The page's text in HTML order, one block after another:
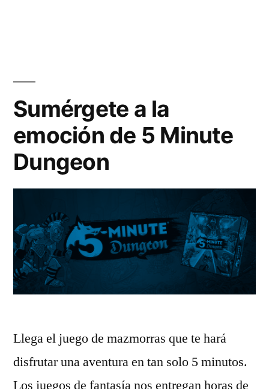
Sumérgete a la
emoción de 5 Minute
Dungeon
Llega el juego de mazmorras que te hará
disfrutar una aventura en tan solo 5 minutos.
Los juegos de fantasía nos entregan horas de